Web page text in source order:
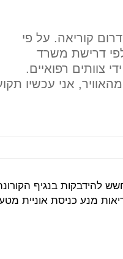
קוריאה. על פי
דרישת משרד
צוותים רפואיים.
אני עכשיו
להידבקות בנגיף
מנע כניסת אוניית